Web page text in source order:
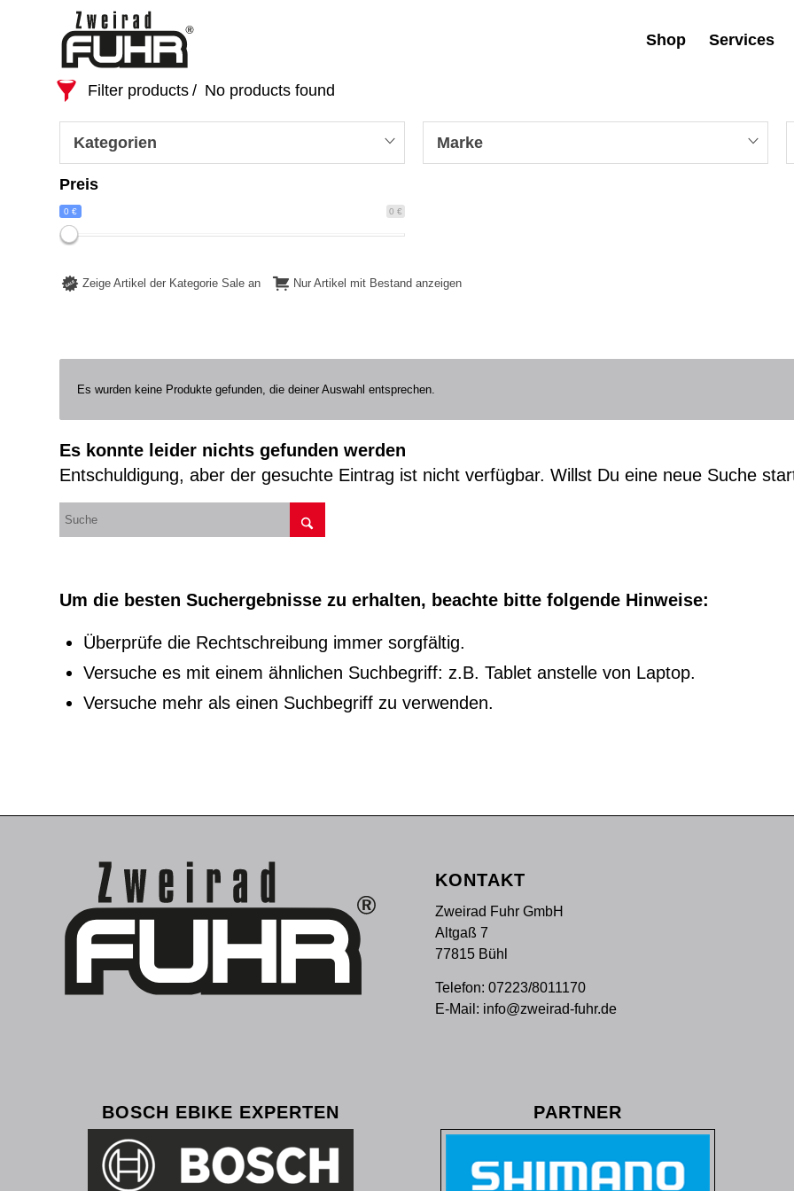
Shop Services
Filter products No products found
Kategorien Marke
Preis
0 €
0 €
Zeige Artikel der Kategorie Sale an Nur Artikel mit Bestand anzeigen
Es wurden keine Produkte gefunden, die deiner Auswahl entsprechen.
Es konnte leider nichts gefunden werden
Entschuldigung, aber der gesuchte Eintrag ist nicht verfügbar. Willst Du eine neue Suche
Um die besten Suchergebnisse zu erhalten, beachte bitte folgende Hinweise:
Überprüfe die Rechtschreibung immer sorgfältig.
Versuche es mit einem ähnlichen Suchbegriff: z.B. Tablet anstelle von Laptop.
Versuche mehr als einen Suchbegriff zu verwenden.
KONTAKT
Zweirad Fuhr GmbH
Altgaß 7
77815 Bühl
Telefon: 07223/8011170
E-Mail: info@zweirad-fuhr.de
BOSCH EBIKE EXPERTEN PARTNER